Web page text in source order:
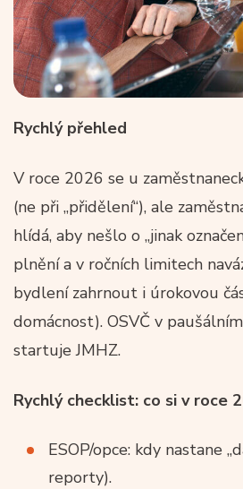
Rychlý přehled
V roce 2026 se u
(ne při „přidělení“), ale
hlídá, aby nešlo o „jinak
plnění a v ročních limitech
bydlení zahrnout i úrokovou
domácnost). OSVČ v
startuje JMHZ.
Rychlý checklist: co si v roce
ESOP/opce: kdy nastane
reporty).